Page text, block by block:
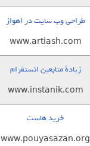
طراحی وب سایت در اهواز
www.artiash.com
زيادة متابعين انستقرام
www.instanik.com
خرید هاست
www.pouyasazan.org